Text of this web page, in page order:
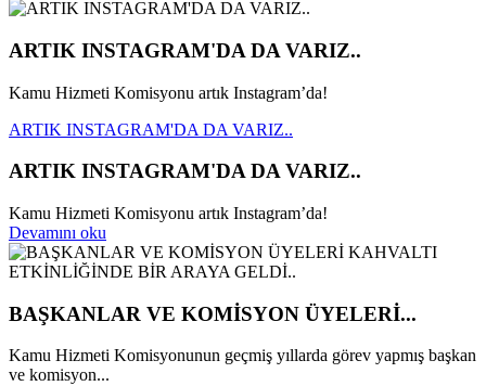
ARTIK INSTAGRAM'DA DA VARIZ..
Kamu Hizmeti Komisyonu artık Instagram’da!
ARTIK INSTAGRAM'DA DA VARIZ..
ARTIK INSTAGRAM'DA DA VARIZ..
Kamu Hizmeti Komisyonu artık Instagram’da!
Devamını oku
BAŞKANLAR VE KOMİSYON ÜYELERİ...
Kamu Hizmeti Komisyonunun geçmiş yıllarda görev yapmış başkan
ve komisyon...